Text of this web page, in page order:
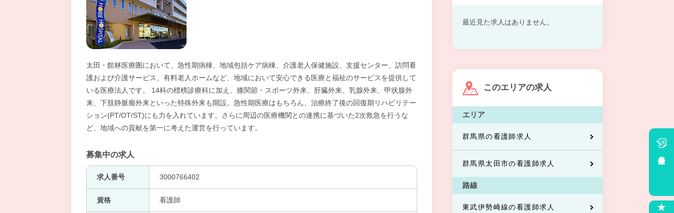
太田・館林医療圏において、急性期病棟、地域包括ケア病棟、介護老人保健施設、支援センター、訪問看
護および介護サービス、有料老人ホームなど、地域において安心できる医療と福祉のサービスを提供して
いる医療法人です。 14科の標榜診療科に加え、膝関節・スポーツ外来、肝臓外来、乳腺外来、甲状腺外
来、下肢静脈瘤外来といった特殊外来も開設。急性期医療はもちろん、治療終了後の回復期リハビリテー
ション(PT/OT/ST)にも力を入れています。さらに周辺の医療機関との連携に基づいた2次救急を行うな
ど、地域への貢献を第一に考えた運営を行っています。
募集中の求人
求人番号 3000766402
資格 看護師
最近見た求人はありません。
このエリアの求人
エリア
群馬県の看護師求人
群馬県太田市の看護師求人
路線
東武伊勢崎線の看護師求人